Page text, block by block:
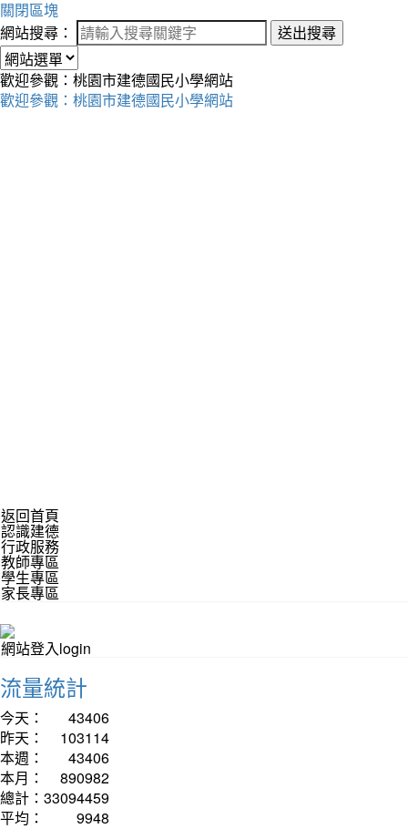
關閉區塊
網站搜尋：
送出搜尋
歡迎參觀：桃園市建德國民小學網站
歡迎參觀：桃園市建德國民小學網站
返回首頁
認識建德
行政服務
教師專區
學生專區
家長專區
網站登入login
流量統計
今天：
43406
昨天：
103114
本週：
43406
本月：
890982
總計： 33094459
平均：
9948